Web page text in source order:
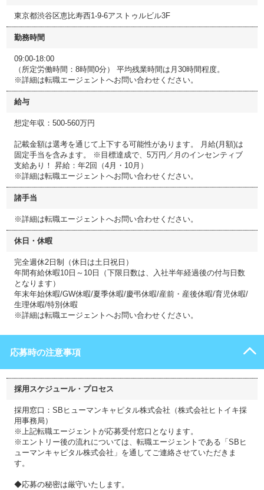
東京都渋谷区恵比寿西1-9-6アストゥルビル3F
勤務時間
09:00-18:00
（所定労働時間：8時間0分） 平均残業時間は月30時間程度。
※詳細は転職エージェントへお問い合わせください。
給与
想定年収：500-560万円
記載金額は選考を通じて上下する可能性があります。 月給(月額)は
固定手当を含みます。 ※目標達成で、5万円／月のインセンティブ
支給あり！ 昇給：年2回（4月・10月）
※詳細は転職エージェントへお問い合わせください。
諸手当
※詳細は転職エージェントへお問い合わせください。
休日・休暇
完全週休2日制（休日は土日祝日）
年間有給休暇10日～10日（下限日数は、入社半年経過後の付与日数
となります）
年末年始休暇/GW休暇/夏季休暇/慶弔休暇/産前・産後休暇/育児休暇/
生理休暇/特別休暇
※詳細は転職エージェントへお問い合わせください。
応募時の注意事項
採用スケジュール・プロセス
採用窓口：SBヒューマンキャピタル株式会社（株式会社ヒトイキ採
用事務局）
※上記転職エージェントが応募受付窓口となります。
※エントリー後の流れについては、転職エージェントである「SBヒ
ューマンキャピタル株式会社」を通してご連絡させていただきま
す。
◆応募の秘密は厳守いたします。